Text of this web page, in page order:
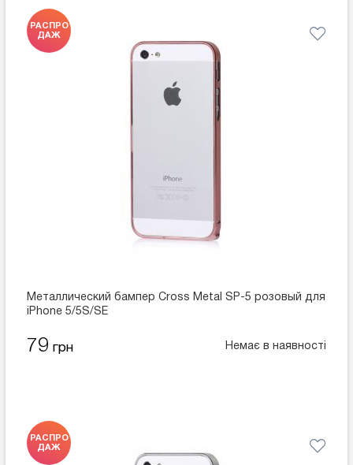
РАСПРО
ДАЖ
Металлический бампер Cross Metal SP-5 розовый для
iPhone 5/5S/SE
79 грн Немає в наявності
РАСПРО
ДАЖ